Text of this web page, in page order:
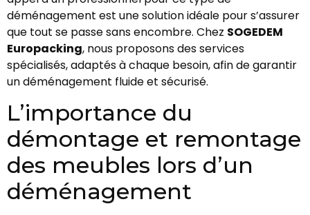
déménagement est une solution idéale pour s’assurer
que tout se passe sans encombre. Chez SOGEDEM
Europacking, nous proposons des services
spécialisés, adaptés à chaque besoin, afin de garantir
un déménagement fluide et sécurisé.
L’importance du
démontage et remontage
des meubles lors d’un
déménagement